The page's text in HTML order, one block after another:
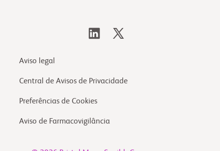
Aviso legal
Central de Avisos de Privacidade
Preferências de Cookies
Aviso de Farmacovigilância